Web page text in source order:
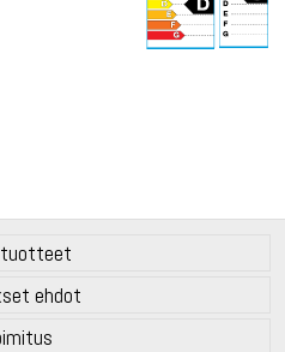
tuotteet
ehdot